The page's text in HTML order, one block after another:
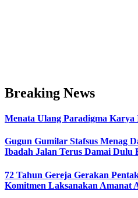
Breaking News
Menata Ulang Paradigma Karya
Gugun Gumilar Stafsus Menag
Ibadah Jalan Terus Damai Dulu
72 Tahun Gereja Gerakan
Komitmen Laksanakan Amanat